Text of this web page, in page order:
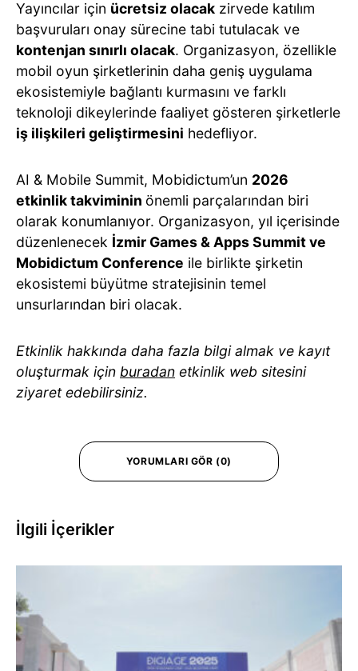
Yayıncılar için ücretsiz olacak zirvede katılım
başvuruları onay sürecine tabi tutulacak ve
kontenjan sınırlı olacak. Organizasyon, özellikle
mobil oyun şirketlerinin daha geniş uygulama
ekosistemiyle bağlantı kurmasını ve farklı
teknoloji dikeylerinde faaliyet gösteren şirketlerle
iş ilişkileri geliştirmesini hedefliyor.
AI & Mobile Summit, Mobidictum’un 2026
etkinlik takviminin önemli parçalarından biri
olarak konumlanıyor. Organizasyon, yıl içerisinde
düzenlenecek İzmir Games & Apps Summit ve
Mobidictum Conference ile birlikte şirketin
ekosistemi büyütme stratejisinin temel
unsurlarından biri olacak.
Etkinlik hakkında daha fazla bilgi almak ve kayıt
oluşturmak için buradan etkinlik web sitesini
ziyaret edebilirsiniz.
YORUMLARI GÖR (0)
İlgili İçerikler